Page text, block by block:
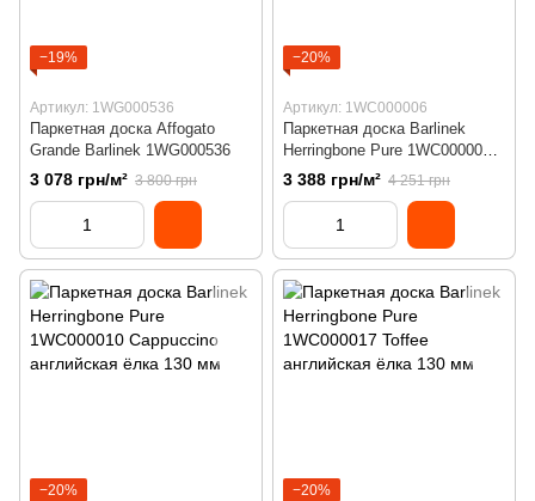
−19%
Артикул: 1WG000536
Паркетная доска Affogato
Grande Barlinek 1WG000536
3 078 грн/м² 3 800 грн
−20%
Артикул: 1WC000006
Паркетная доска Barlinek
Herringbone Pure 1WC000006
Brown sugar английская ёлка
3 388 грн/м² 4 251 грн
−20% −20%